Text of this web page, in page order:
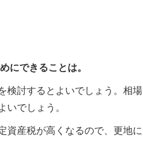
にできることは。
討するとよいでしょう。
いでしょう。
産税が高くなるので、更地